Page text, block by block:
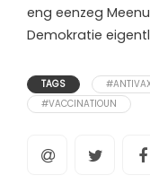
eng eenzeg
Demokratie
TAGS
#VACCINATIOUN